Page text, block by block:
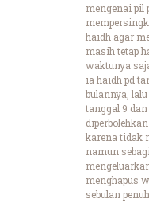
mengenai pil
haidh agar
masih tetap
waktunya
ia haidh pd
bulannya,
tanggal 9 dan
karena tidak
namun
menghapus
sebulan penuh.